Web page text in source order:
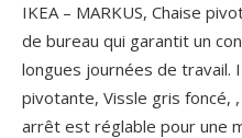
IKEA – MARKUS, Chaise
de bureau qui garantit un
longues journées de travail.
pivotante, Vissle gris foncé,
arrêt est réglable pour une